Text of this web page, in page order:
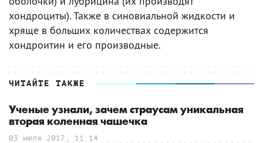
хондроциты). Также в синовиальной жидкости и
хряще в больших количествах содержится
хондроитин и его производные.
ЧИТАЙТЕ ТАКЖЕ
Ученые узнали, зачем страусам уникальная
вторая коленная чашечка
03 июля 2017, 11:14